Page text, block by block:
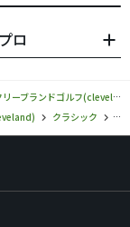
ロ
リーブランドゴルフ(cleveland)
クラシック ク